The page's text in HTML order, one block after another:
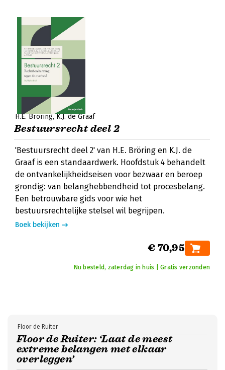
H.E. Bröring K.J. de Graaf
Bestuursrecht deel 2
'Bestuursrecht deel 2' van H.E. Bröring en K.J. de
Graaf is een standaardwerk. Hoofdstuk 4 behandelt
de ontvankelijkheidseisen voor bezwaar en beroep
grondig: van belanghebbendheid tot procesbelang.
Een betrouwbare gids voor wie het
bestuursrechtelijke stelsel wil begrijpen.
Boek bekijken
€ 70,95
Nu besteld, zaterdag in huis | Gratis verzonden
Floor de Ruiter: ‘Laat de meest
extreme belangen met elkaar
overleggen’
Floor de Ruiter